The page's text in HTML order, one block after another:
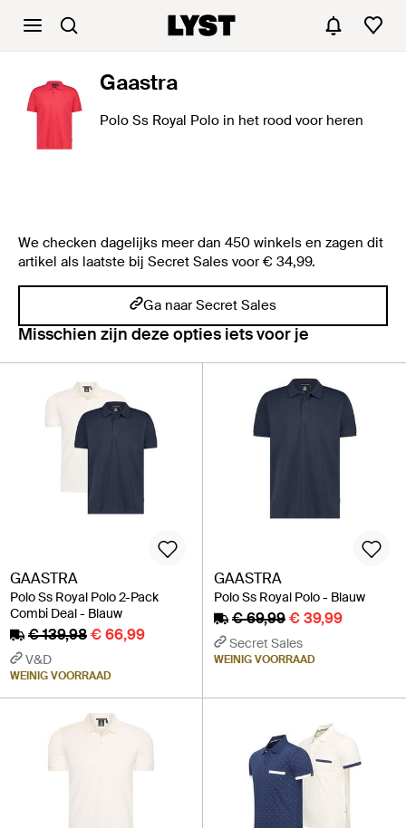
Gaastra
Polo Ss Royal Polo in het rood voor heren
We checken dagelijks meer dan 450 winkels en zagen dit
artikel als laatste bij Secret Sales voor € 34,99.
Ga naar Secret Sales
Misschien zijn deze opties iets voor je
GAASTRA
Polo Ss Royal Polo 2-Pack
Combi Deal - Blauw
€ 139,98€ 66,99
V&D
WEINIG VOORRAAD
GAASTRA
Polo Ss Royal Polo - Blauw
€ 69,99€ 39,99
Secret Sales
WEINIG VOORRAAD